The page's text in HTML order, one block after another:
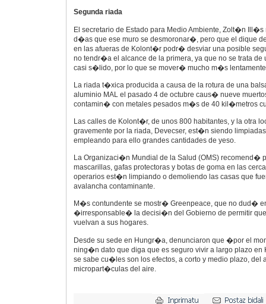
Segunda riada
El secretario de Estado para Medio Ambiente, Zolt�n
d�as que ese muro se desmoronar�, pero que el dique
en las afueras de Kolont�r podr� desviar una posible
no tendr�a el alcance de la primera, ya que no se trata
casi s�lido, por lo que se mover� mucho m�s
La riada t�xica producida a causa de la rotura de una
aluminio MAL el pasado 4 de octubre caus� nueve
contamin� con metales pesados m�s de 40 kil�metros
Las calles de Kolont�r, de unos 800 habitantes, y la otra
gravemente por la riada, Devecser, est�n siendo
empleando para ello grandes cantidades de yeso.
La Organizaci�n Mundial de la Salud (OMS) recomend�
mascarillas, gafas protectoras y botas de goma en las
operarios est�n limpiando o demoliendo las casas que
avalancha contaminante.
M�s contundente se mostr� Greenpeace, que no dud�
�irresponsable� la decisi�n del Gobierno de permitir
vuelvan a sus hogares.
Desde su sede en Hungr�a, denunciaron que �por el
ning�n dato que diga que es seguro vivir a largo plazo
se sabe cu�les son los efectos, a corto y medio plazo, del
micropart�culas del aire.